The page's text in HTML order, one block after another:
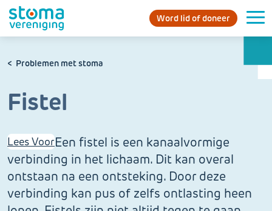
Word lid of doneer
Problemen met stoma
Fistel
Lees VoorEen fistel is een kanaalvormige
verbinding in het lichaam. Dit kan overal
ontstaan na een ontsteking. Door deze
verbinding kan pus of zelfs ontlasting heen